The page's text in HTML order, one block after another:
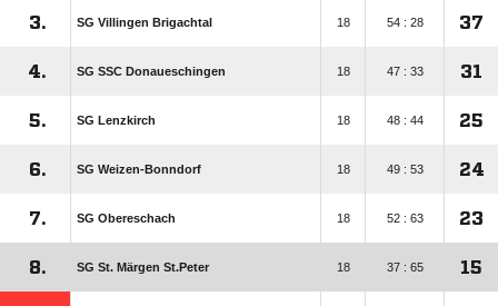
3. SG Villingen Brigachtal 18 54 : 28 37
4. SG SSC Donaueschingen 18 47 : 33 31
5. SG Lenzkirch 18 48 : 44 25
6. SG Weizen-Bonndorf 18 49 : 53 24
7. SG Obereschach 18 52 : 63 23
8. SG St. Märgen St.Peter 18 37 : 65 15